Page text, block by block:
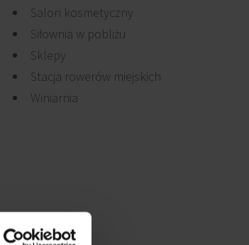
Salon kosmetyczny
Siłownia w pobliżu
Sklepy
Stacja rowerów miejskich
Winiarnia